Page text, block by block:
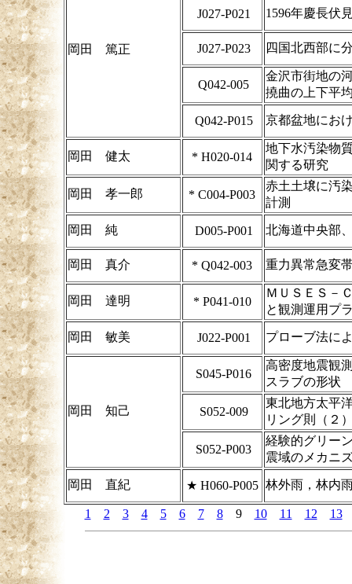
岡田 篤正
J027-P021 1596年慶長伏
J027-P023 四国北西部に
Q042-005
金沢市街地の
撓曲の上下平
Q042-P015 京都盆地にお
岡田 健太 * H020-014
地下水汚染物
関する研究
岡田 孝一郎 * C004-P003
赤土土壌に汚
計測
岡田 純 D005-P001 北海道中央部
岡田 真介 * Q042-003 重力異常急変
岡田 達明 * P041-010
ＭＵＳＥＳ－
と観測運用プ
岡田 敏美 J022-P001 プローブ法に
岡田 知己
S045-P016
高密度地震観
スラブの形状
S052-009
東北地方太平
リング則（２
S052-P003
経験的グリー
震域のメカニ
岡田 直紀 ★ H060-P005 林外雨，林内
1 2 3 4 5 6 7 89 10 11 12 13